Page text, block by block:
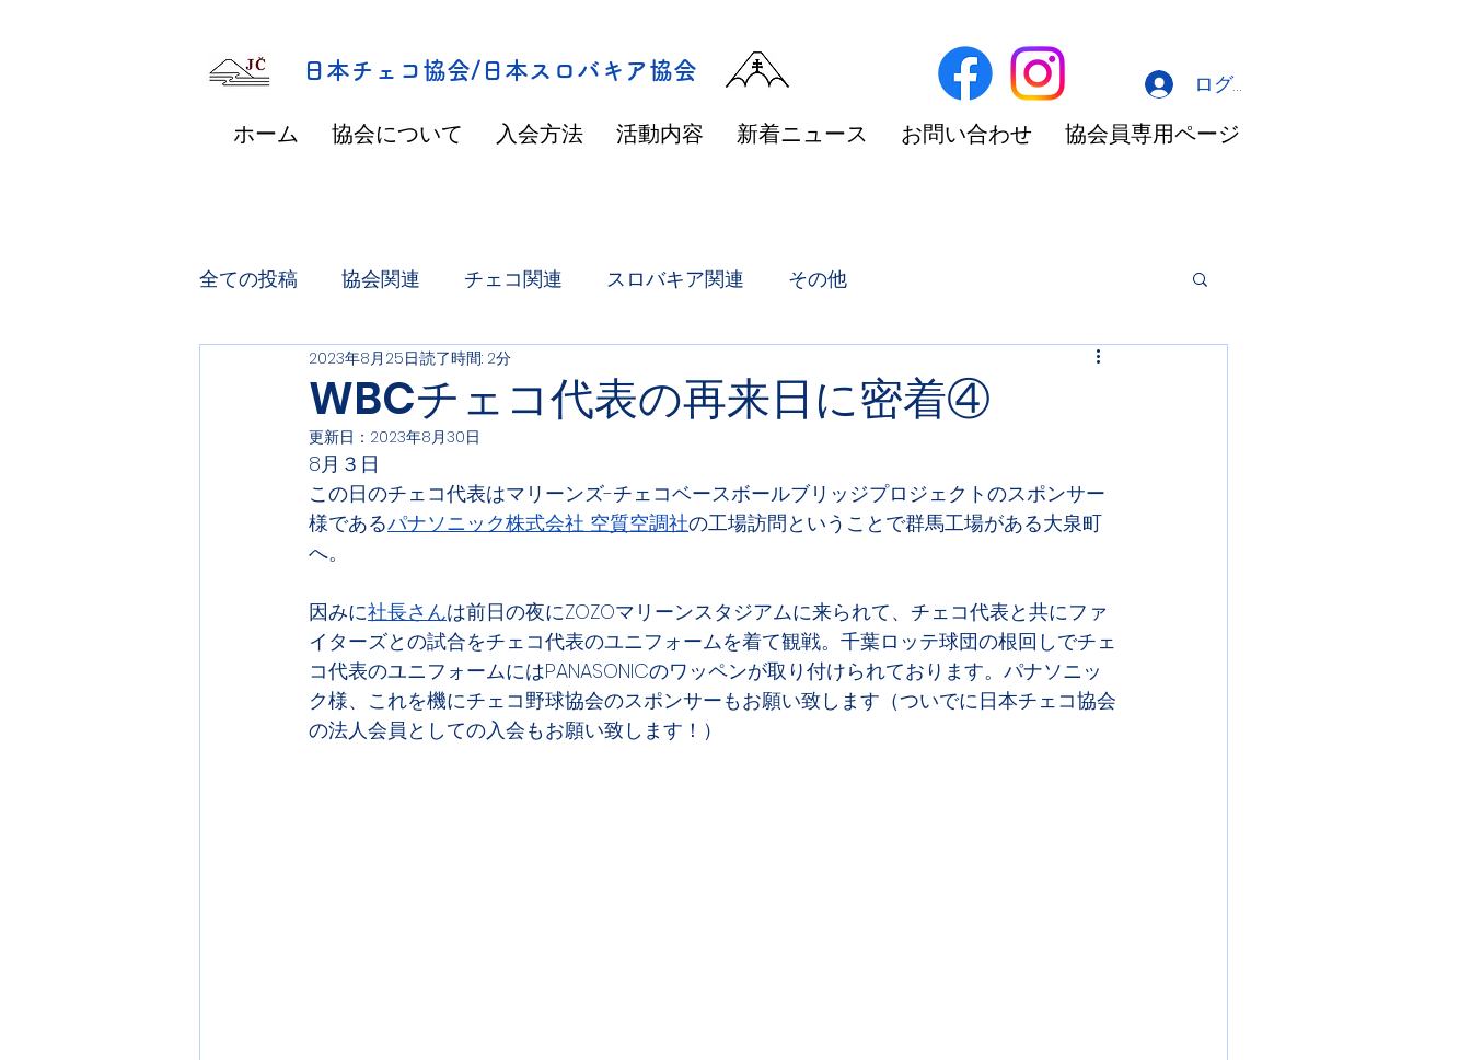
​日本チェコ協会/日本スロバキア協会
ホーム 協会について 入会方法 活動内容 新着ニュース お問い合わせ 協会員専用ページ
ログイン
全ての投稿 協会関連 チェコ関連 スロバキア関連 その他
WBCチェコ代表の再来日に密着④
2023年8月25日読了時間: 2分
更新日： 2023年8月30日
8月３日
この日のチェコ代表はマリーンズ-チェコベースボールブリッジプロジェクトのスポンサー
様であるパナソニック株式会社 空質空調社の工場訪問ということで群馬工場がある大泉町
へ。
因みに社長さんは前日の夜にZOZOマリーンスタジアムに来られて、チェコ代表と共にファ
イターズとの試合をチェコ代表のユニフォームを着て観戦。千葉ロッテ球団の根回しでチェ
コ代表のユニフォームにはPANASONICのワッペンが取り付けられております。パナソニッ
ク様、これを機にチェコ野球協会のスポンサーもお願い致します（ついでに日本チェコ協会
の法人会員としての入会もお願い致します！）